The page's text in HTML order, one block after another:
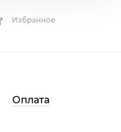
Избранное
Оплата